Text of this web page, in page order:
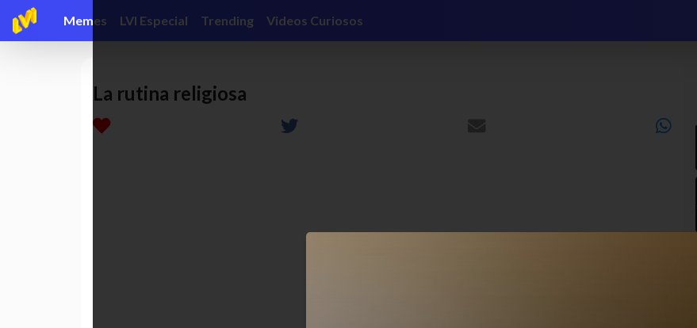
Memes LVI Especial Trending Videos Curiosos
url share https://contenidos.vip/lvi/ar/sharethis/?slug=la-rutina-religiosa
La rutina religiosa